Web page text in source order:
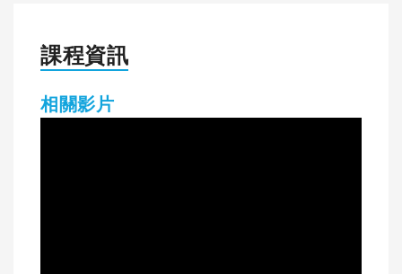
課程資訊
相關影片